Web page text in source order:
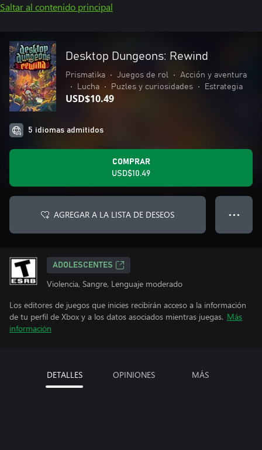
Saltar al contenido principal
Desktop Dungeons: Rewind
Prismatika • Juegos de rol •
Acción y aventura
•
Lucha • Puzles y curiosidades • Estrategia
USD$10.49
5 idiomas admitidos
COMPRAR
USD$10.49
AGREGAR A LA LISTA DE DESEOS ● ● ●
ADOLESCENTES
Violencia, Sangre, Lenguaje moderado
Los editores de juegos que inicies recibirán acceso a la información
de tu perfil de Xbox y a los datos asociados mientras juegas. Más
información
DETALLES OPINIONES MÁS